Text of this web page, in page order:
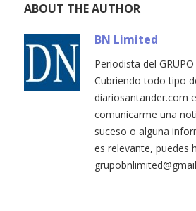
ABOUT THE AUTHOR
BN Limited
Periodista del
Cubriendo todo tipo
diariosantander.com
comunicarme una
suceso o alguna
es relevante, puedes